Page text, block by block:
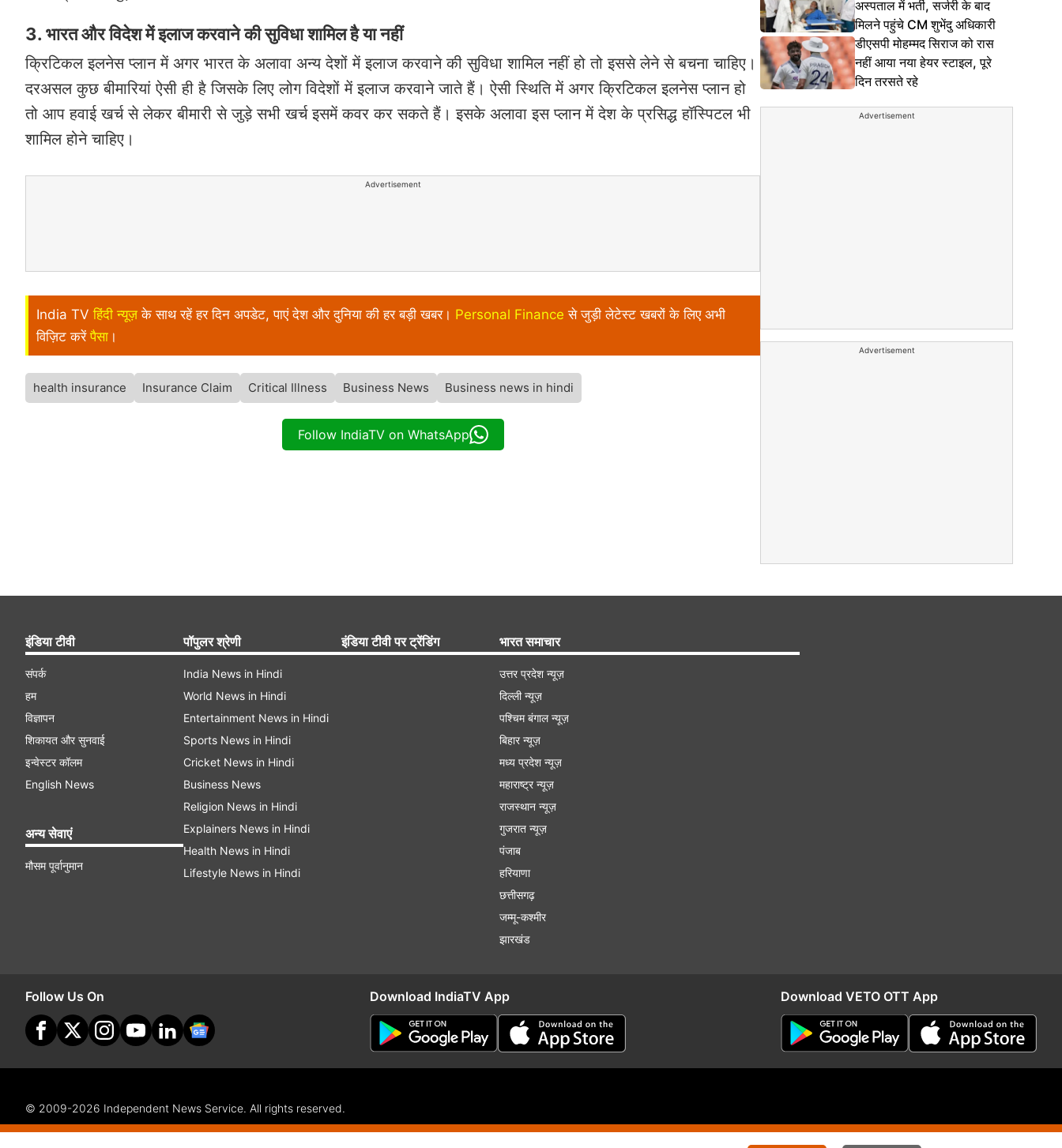
3. भारत और विदेश में इलाज करवाने की सुविधा शामिल है या नहीं
क्रिटिकल इलनेस प्लान में अगर भारत के अलावा अन्य देशों में इलाज करवाने की सुविधा शामिल नहीं हो तो इससे लेने से बचना चाहिए।
दरअसल कुछ बीमारियां ऐसी ही है जिसके लिए लोग विदेशों में इलाज करवाने जाते हैं। ऐसी स्थिति में अगर क्रिटिकल इलनेस प्लान हो
तो आप हवाई खर्च से लेकर बीमारी से जुड़े सभी खर्च इसमें कवर कर सकते हैं। इसके अलावा इस प्लान में देश के प्रसिद्ध हॉस्पिटल भी
शामिल होने चाहिए।
Advertisement
India TV हिंदी न्यूज़ के साथ रहें हर दिन अपडेट, पाएं देश और दुनिया की हर बड़ी खबर। Personal Finance से जुड़ी लेटेस्ट खबरों के लिए अभी
विज़िट करें पैसा ।
health insurance Insurance Claim Critical Illness Business News Business news in hindi
Follow IndiaTV on WhatsApp
अस्पताल में भर्ती, सर्जरी के बाद
मिलने पहुंचे CM शुभेंदु अधिकारी
डीएसपी मोहम्मद सिराज को रास
नहीं आया नया हेयर स्टाइल, पूरे
दिन तरसते रहे
Advertisement
Advertisement
इंडिया टीवी
संपर्क
हम
विज्ञापन
शिकायत और सुनवाई
इन्वेस्टर कॉलम
English News
अन्य सेवाएं
मौसम पूर्वानुमान
पॉपुलर श्रेणी
India News in Hindi
World News in Hindi
Entertainment News in Hindi
Sports News in Hindi
Cricket News in Hindi
Business News
Religion News in Hindi
Explainers News in Hindi
Health News in Hindi
Lifestyle News in Hindi
इंडिया टीवी पर ट्रेंडिंग भारत समाचार
उत्तर प्रदेश न्यूज़
दिल्ली न्यूज़
पश्चिम बंगाल न्यूज़
बिहार न्यूज़
मध्य प्रदेश न्यूज़
महाराष्ट्र न्यूज़
राजस्थान न्यूज़
गुजरात न्यूज़
पंजाब
हरियाणा
छत्तीसगढ़
जम्मू-कश्मीर
झारखंड
Follow Us On Download IndiaTV App Download VETO OTT App
© 2009-2026 Independent News Service. All rights reserved.
Site Map
Terms Of Use Privacy Policy CSR Policy Complaint Redressal RSS RIO
Distribution